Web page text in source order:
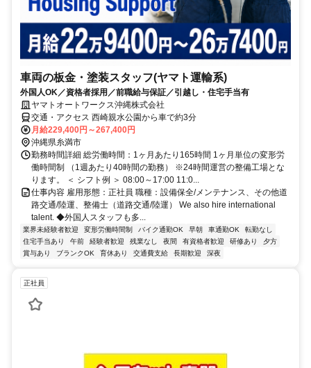
車両の板金・塗装スタッフ(ヤマト運輸系)
外国人OK／資格者採用／前職給与保証／引越し・住宅手当有
ヤマトオートワークス沖縄株式会社
交通・アクセス 西崎親水公園から車で約3分
月給229,400円～267,400円
沖縄県糸満市
勤務時間詳細 総労働時間：1ヶ月あたり165時間 1ヶ月単位の変形労
働時間制 （1週あたり40時間の勤務） ※24時間運営の整備工場とな
ります。 ＜ シフト例 ＞ 08:00～17:00 11:0...
仕事内容 雇用形態：正社員 職種：設備保全/メンテナンス、その他道
路交通/陸運、整備士（道路交通/陸運） We also hire international
talent. ◆外国人スタッフも多...
業界未経験者歓迎 変形労働時間制 バイク通勤OK 早朝 車通勤OK
転勤なし
住宅手当あり
午前 経験者歓迎 残業なし 夜間 有資格者歓迎 研修あり
夕方
賞与あり
ブランクOK 育休あり 交通費支給 長期歓迎 深夜
正社員